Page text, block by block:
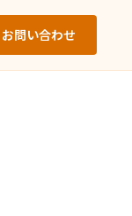
お問い合わせ